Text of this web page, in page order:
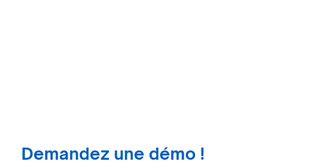
Demandez une démo !